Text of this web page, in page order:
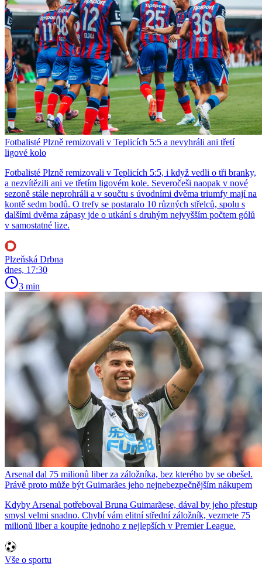
Fotbalisté Plzně remizovali v Teplicích 5:5 a nevyhráli ani třetí
ligové kolo
Fotbalisté Plzně remizovali v Teplicích 5:5, i když vedli o tři branky,
a nezvítězili ani ve třetím ligovém kole. Severočeši naopak v nové
sezoně stále neprohráli a v součtu s úvodními dvěma triumfy mají na
kontě sedm bodů. O trefy se postaralo 10 různých střelců, spolu s
dalšími dvěma zápasy jde o utkání s druhým nejvyšším počtem gólů
v samostatné lize.
Plzeňská Drbna
dnes, 17:30
3 min
Arsenal dal 75 milionů liber za záložníka, bez kterého by se obešel.
Právě proto může být Guimarães jeho nejnebezpečnějším nákupem
Kdyby Arsenal potřeboval Bruna Guimarãese, dával by jeho přestup
smysl velmi snadno. Chybí vám elitní střední záložník, vezmete 75
milionů liber a koupíte jednoho z nejlepších v Premier League.
Vše o sportu